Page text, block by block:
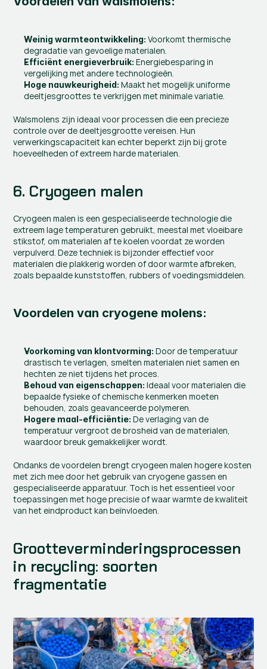
Weinig warmteontwikkeling: Voorkomt thermische
degradatie van gevoelige materialen.
Efficiënt energieverbruik: Energiebesparing in
vergelijking met andere technologieën.
Hoge nauwkeurigheid: Maakt het mogelijk uniforme
deeltjesgroottes te verkrijgen met minimale variatie.
Walsmolens zijn ideaal voor processen die een precieze
controle over de deeltjesgrootte vereisen. Hun
verwerkingscapaciteit kan echter beperkt zijn bij grote
hoeveelheden of extreem harde materialen.
6. Cryogeen malen
Cryogeen malen is een gespecialiseerde technologie die
extreem lage temperaturen gebruikt, meestal met vloeibare
stikstof, om materialen af te koelen voordat ze worden
verpulverd. Deze techniek is bijzonder effectief voor
materialen die plakkerig worden of door warmte afbreken,
zoals bepaalde kunststoffen, rubbers of voedingsmiddelen.
Voordelen van cryogene molens:
Voorkoming van klontvorming: Door de temperatuur
drastisch te verlagen, smelten materialen niet samen en
hechten ze niet tijdens het proces.
Behoud van eigenschappen: Ideaal voor materialen die
bepaalde fysieke of chemische kenmerken moeten
behouden, zoals geavanceerde polymeren.
Hogere maal-efficiëntie: De verlaging van de
temperatuur vergroot de brosheid van de materialen,
waardoor breuk gemakkelijker wordt.
Ondanks de voordelen brengt cryogeen malen hogere kosten
met zich mee door het gebruik van cryogene gassen en
gespecialiseerde apparatuur. Toch is het essentieel voor
toepassingen met hoge precisie of waar warmte de kwaliteit
van het eindproduct kan beïnvloeden.
Grootteverminderingsprocessen
in recycling: soorten
fragmentatie